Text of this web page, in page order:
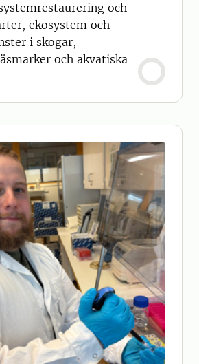
och
ekosystem och
i skogar,
och akvatiska